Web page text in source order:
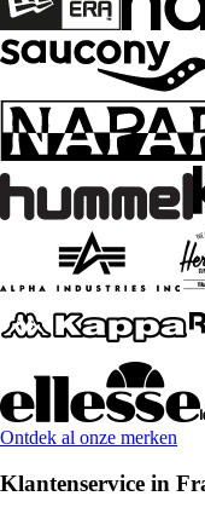
Ontdek al onze merken
Klantenservice in